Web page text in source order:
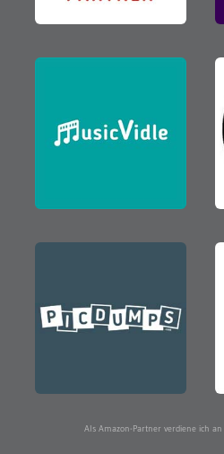
Als Amazon-Partner verdiene ich